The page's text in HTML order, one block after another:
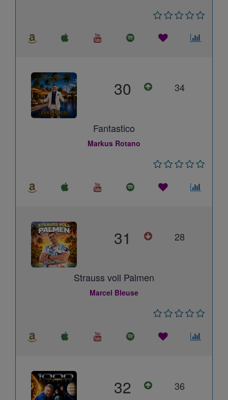
30 34
Fantastico
Markus Rotano
31 28
Strauss voll Palmen
Marcel Bleuse
32 36